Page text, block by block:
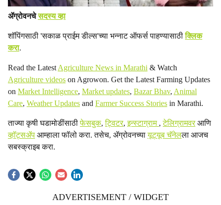
ॲग्रोवनचेसदस्य व्हा
शॉपिंगसाठी 'सकाळ प्राईम डील्स'च्या भन्नाट ऑफर्स पाहण्यासाठीक्लिक
करा.
Read the Latest Agriculture News in Marathi & Watch
Agriculture videos on Agrowon. Get the Latest Farming Updates
on Market Intelligence, Market updates, Bazar Bhav, Animal
Care, Weather Updates and Farmer Success Stories in Marathi.
ताज्या कृषी घडामोडींसाठीफेसबुक,ट्विटर,इन्स्टाग्राम ,टेलिग्रामवरआणि
व्हॉट्सॲप आम्हाला फॉलो करा. तसेच, ॲग्रोवनच्यायूट्यूब चॅनेलला आजच
सबस्क्राइब करा.
ADVERTISEMENT / WIDGET